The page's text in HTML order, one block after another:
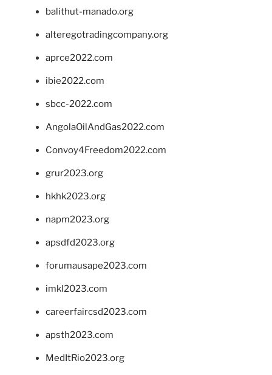
balithut-manado.org
alteregotradingcompany.org
aprce2022.com
ibie2022.com
sbcc-2022.com
AngolaOilAndGas2022.com
Convoy4Freedom2022.com
grur2023.org
hkhk2023.org
napm2023.org
apsdfd2023.org
forumausape2023.com
imkl2023.com
careerfaircsd2023.com
apsth2023.com
MedItRio2023.org